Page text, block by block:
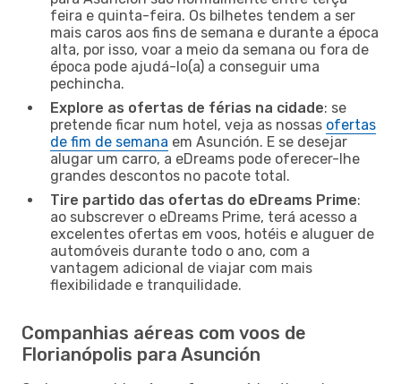
feira e quinta-feira. Os bilhetes tendem a ser
mais caros aos fins de semana e durante a época
alta, por isso, voar a meio da semana ou fora de
época pode ajudá-lo(a) a conseguir uma
pechincha.
Explore as ofertas de férias na cidade: se
pretende ficar num hotel, veja as nossas ofertas
de fim de semana em Asunción. E se desejar
alugar um carro, a eDreams pode oferecer-lhe
grandes descontos no pacote total.
Tire partido das ofertas do eDreams Prime:
ao subscrever o eDreams Prime, terá acesso a
excelentes ofertas em voos, hotéis e aluguer de
automóveis durante todo o ano, com a
vantagem adicional de viajar com mais
flexibilidade e tranquilidade.
Companhias aéreas com voos de
Florianópolis para Asunción